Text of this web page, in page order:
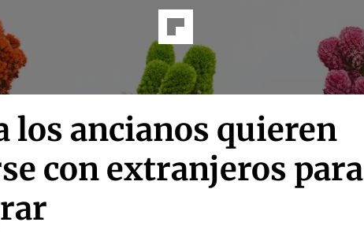
los ancianos quieren
con extranjeros para